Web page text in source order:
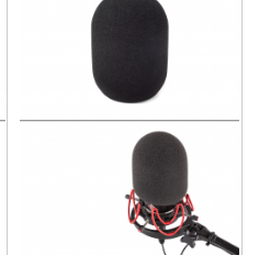
Compatible avec : AKG
Perception 100/200/400,
Audio-Technica AT2020,
AT3060, AT4033, AT4040,
AT4050, ATM250, Audix
CX111, D6, Behringer B1, B2,
C1, Neumann TLM107,